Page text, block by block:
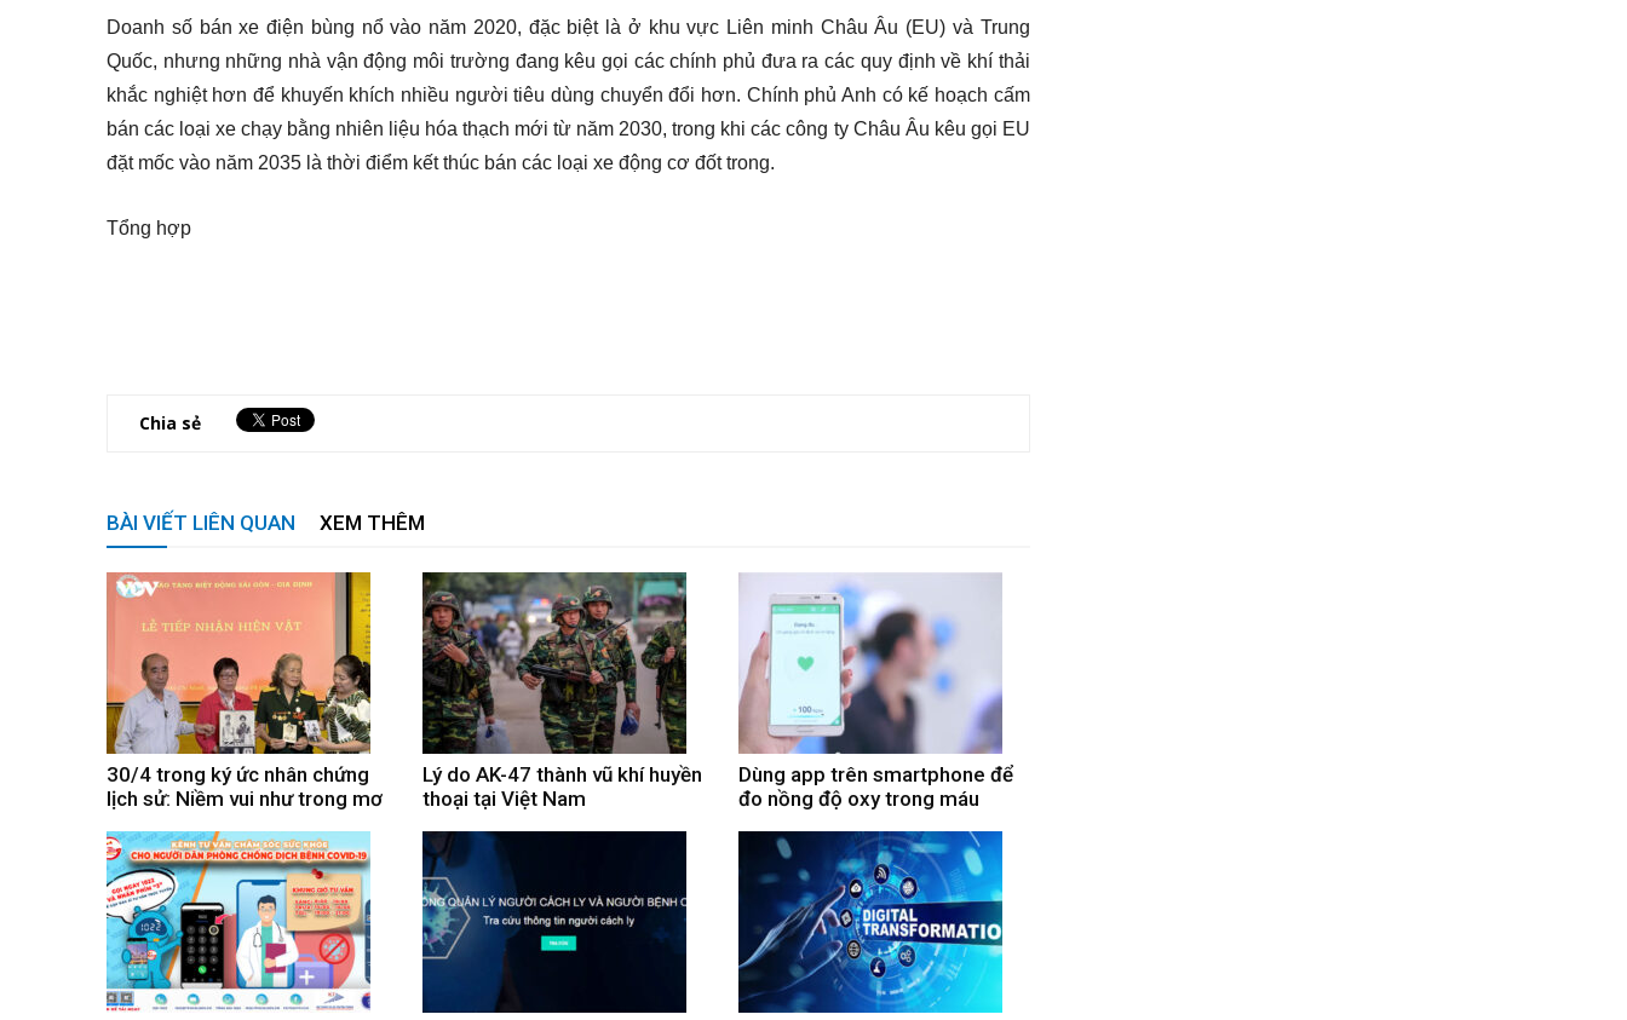
Doanh số bán xe điện bùng nổ vào năm 2020, đặc biệt là ở khu vực Liên minh Châu Âu (EU) và Trung
Quốc, nhưng những nhà vận động môi trường đang kêu gọi các chính phủ đưa ra các quy định về khí thải
khắc nghiệt hơn để khuyến khích nhiều người tiêu dùng chuyển đổi hơn. Chính phủ Anh có kế hoạch cấm
bán các loại xe chạy bằng nhiên liệu hóa thạch mới từ năm 2030, trong khi các công ty Châu Âu kêu gọi EU
đặt mốc vào năm 2035 là thời điểm kết thúc bán các loại xe động cơ đốt trong.
Tổng hợp
Chia sẻ
BÀI VIẾT LIÊN QUAN XEM THÊM
30/4 trong ký ức nhân chứng
lịch sử: Niềm vui như trong mơ
Lý do AK-47 thành vũ khí huyền
thoại tại Việt Nam
Dùng app trên smartphone để
đo nồng độ oxy trong máu